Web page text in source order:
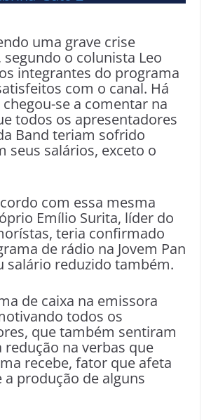
uma grave crise
o colunista Leo
integrantes do programa
com o canal. Há
se a comentar na
todos os apresentadores
Band teriam sofrido
seus salários, exceto o
com essa mesma
Emílio Surita, líder do
teria confirmado
de rádio na Jovem Pan
salário reduzido também.
de caixa na emissora
todos os
que também sentiram
redução na verbas que
recebe, fator que afeta
produção de alguns